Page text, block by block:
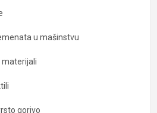
u mašinstvu
materijali
gorivo